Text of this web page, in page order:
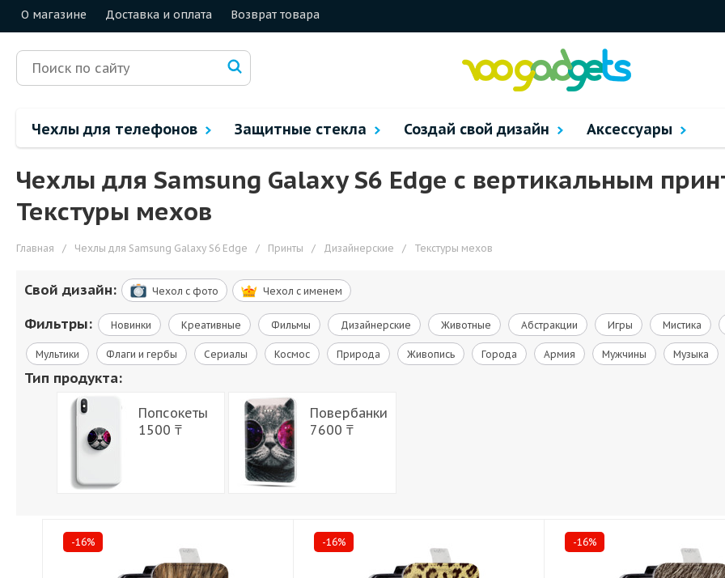
О магазине Доставка и оплата Возврат товара
Чехлы для телефонов Защитные стекла Создай свой дизайн Аксессуары
Чехлы для Samsung Galaxy S6 Edge с вертикальным
Текстуры мехов
Главная / Чехлы для Samsung Galaxy S6 Edge / Принты / Дизайнерские / Текстуры мехов
Свой дизайн: Чехол c фото Чехол c именем
Фильтры: Новинки Креативные Фильмы Дизайнерские Животные Абстракции Игры Мистика
Мультики Флаги и гербы Сериалы Космос Природа Живопись Города Армия Мужчины Музыка
Тип продукта:
Попсокеты
1500 ₸
Повербанки
7600 ₸
-16% -16% -16%